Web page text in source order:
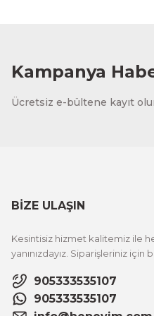
Kampanya
Ücretsiz e-bültene kayıt
BİZE ULAŞIN
Kesintisiz hizmet kalitemiz ile
yanınızdayız. Siparişleriniz için
905333535107
905333535107